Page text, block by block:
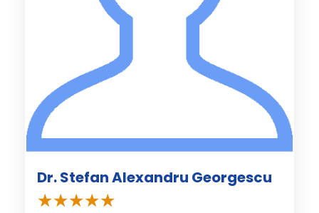
Dr. Stefan Alexandru Georgescu